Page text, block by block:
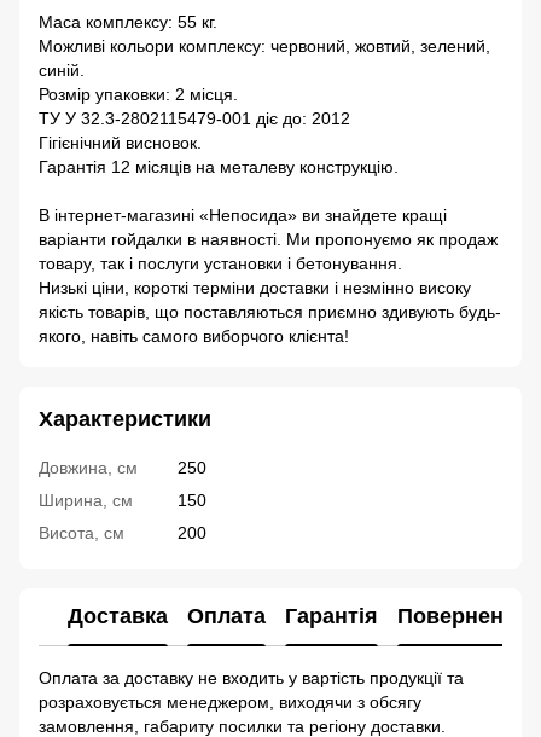
Маса комплексу: 55 кг.
Можливі кольори комплексу: червоний, жовтий, зелений,
синій.
Розмір упаковки: 2 місця.
ТУ У 32.3-2802115479-001 діє до: 2012
Гігієнічний висновок.
Гарантія 12 місяців на металеву конструкцію.
В інтернет-магазині «Непосида» ви знайдете кращі
варіанти гойдалки в наявності. Ми пропонуємо як продаж
товару, так і послуги установки і бетонування.
Низькі ціни, короткі терміни доставки і незмінно високу
якість товарів, що поставляються приємно здивують будь-
якого, навіть самого виборчого клієнта!
Характеристики
Довжина, см
250
Ширина, см
150
Висота, см
200
Доставка Оплата Гарантія Повернення
Оплата за доставку не входить у вартість продукції та
розраховується менеджером, виходячи з обсягу
замовлення, габариту посилки та регіону доставки.